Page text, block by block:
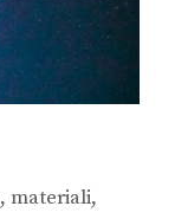
,materiali,